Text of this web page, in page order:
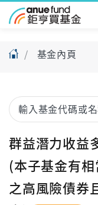
基金內頁
群益潛力收益
(本子基金有
之高風險債券